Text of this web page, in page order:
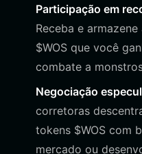
Participação em
Receba e
$WOS que você
combate a
Negociação
corretoras
tokens $WOS com
mercado ou